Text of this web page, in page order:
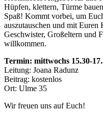
Hüpfen, klettern, Türme
Spaß! Kommt vorbei, um
auszutauschen und mit
Geschwister, Großeltern und
willkommen.
Termin: mittwochs 15.30-
Leitung: Joana Radunz
Beitrag: kostenlos
Ort: Ulme 35
Wir freuen uns auf Euch!